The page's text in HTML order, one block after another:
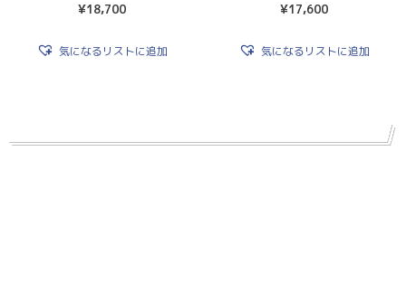
¥18,700
気になるリストに追加
¥17,600
気になるリストに追加